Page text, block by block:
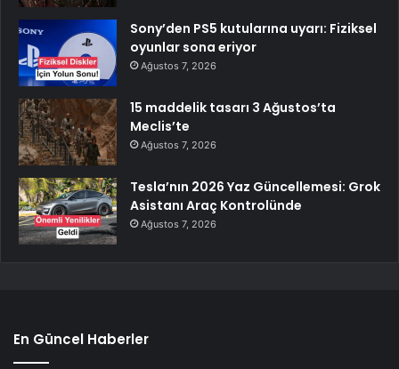
Sony’den PS5 kutularına uyarı: Fiziksel
oyunlar sona eriyor
Ağustos 7, 2026
15 maddelik tasarı 3 Ağustos’ta
Meclis’te
Ağustos 7, 2026
Tesla’nın 2026 Yaz Güncellemesi: Grok
Asistanı Araç Kontrolünde
Ağustos 7, 2026
En Güncel Haberler